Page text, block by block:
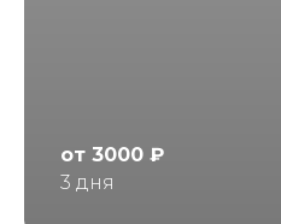
от 3000 ₽
3 дня